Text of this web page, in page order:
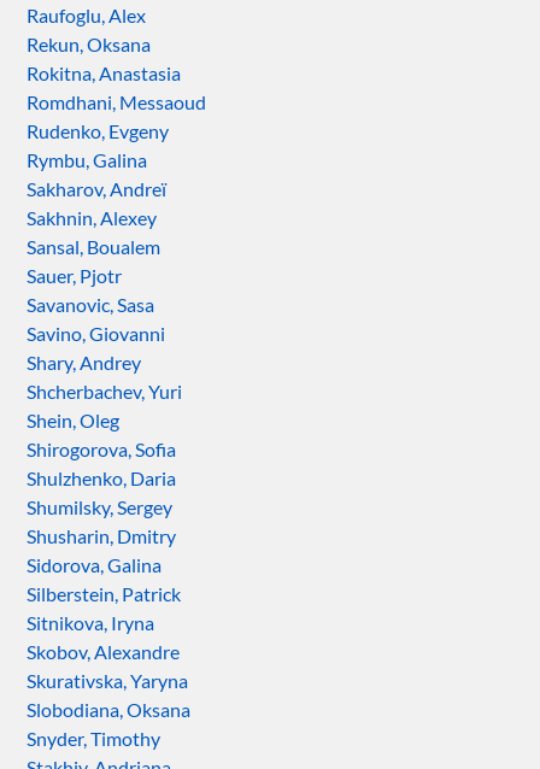
Raufoglu, Alex
Rekun, Oksana
Rokitna, Anastasia
Romdhani, Messaoud
Rudenko, Evgeny
Rymbu, Galina
Sakharov, Andreï
Sakhnin, Alexey
Sansal, Boualem
Sauer, Pjotr
Savanovic, Sasa
Savino, Giovanni
Shary, Andrey
Shcherbachev, Yuri
Shein, Oleg
Shirogorova, Sofia
Shulzhenko, Daria
Shumilsky, Sergey
Shusharin, Dmitry
Sidorova, Galina
Silberstein, Patrick
Sitnikova, Iryna
Skobov, Alexandre
Skurativska, Yaryna
Slobodiana, Oksana
Snyder, Timothy